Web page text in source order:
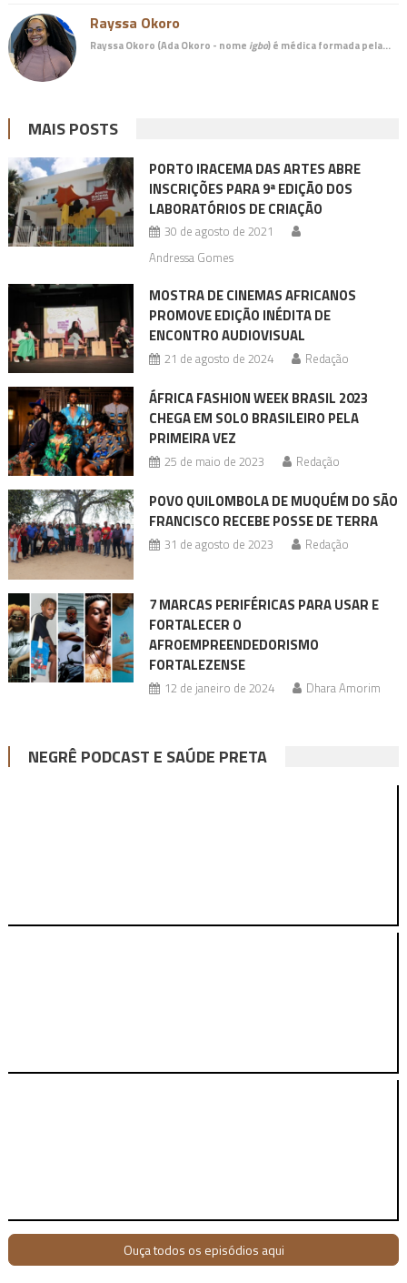
Rayssa Okoro
Rayssa Okoro (Ada Okoro - nome igbo) é médicaformada pela…
MAIS POSTS
PORTO IRACEMA DAS ARTES ABRE
INSCRIÇÕES PARA 9ª EDIÇÃO DOS
LABORATÓRIOS DE CRIAÇÃO
30 de agosto de 2021
Andressa Gomes
MOSTRA DE CINEMAS AFRICANOS
PROMOVE EDIÇÃO INÉDITA DE
ENCONTRO AUDIOVISUAL
21 de agosto de 2024 Redação
ÁFRICA FASHION WEEK BRASIL 2023
CHEGA EM SOLO BRASILEIRO PELA
PRIMEIRA VEZ
25 de maio de 2023 Redação
POVO QUILOMBOLA DE MUQUÉM DO SÃO
FRANCISCO RECEBE POSSE DE TERRA
31 de agosto de 2023 Redação
7 MARCAS PERIFÉRICAS PARA USAR E
FORTALECER O
AFROEMPREENDEDORISMO
FORTALEZENSE
12 de janeiro de 2024 Dhara Amorim
NEGRÊ PODCAST E SAÚDE PRETA
Ouça todos os episódios aqui